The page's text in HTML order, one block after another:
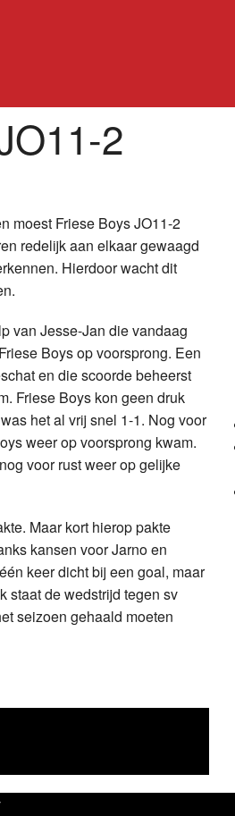
2
moest Friese Boys JO11-2
redelijk aan elkaar gewaagd
Hierdoor wacht dit
van Jesse-Jan die vandaag
Boys op voorsprong. Een
en die scoorde beheerst
Friese Boys kon geen druk
het al vrij snel 1-1. Nog voor
weer op voorsprong kwam.
voor rust weer op gelijke
Maar kort hierop pakte
kansen voor Jarno en
keer dicht bij een goal, maar
staat de wedstrijd tegen sv
seizoen gehaald moeten